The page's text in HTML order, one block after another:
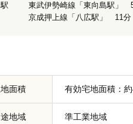
東武伊勢崎線「東向島駅」
京成押上線「八広駅」 11分
面積 有効宅地面積：
地域 準工業地域